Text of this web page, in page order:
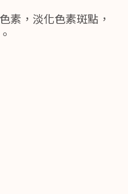
素，淡化色素斑點，